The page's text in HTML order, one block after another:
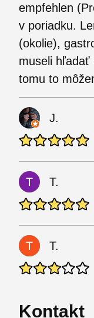
empfehlen
v poriadku.
(okolie),
museli hľadať
tomu to
J.
T.
T.
Kontakt